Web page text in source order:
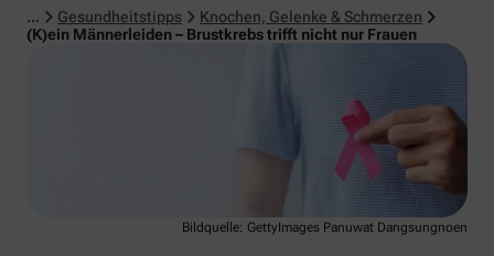
... Gesundheitstipps
Knochen, Gelenke & Schmerzen
(K)ein Männerleiden – Brustkrebs trifft nicht nur Frauen
Bildquelle: GettyImages Panuwat Dangsungnoen